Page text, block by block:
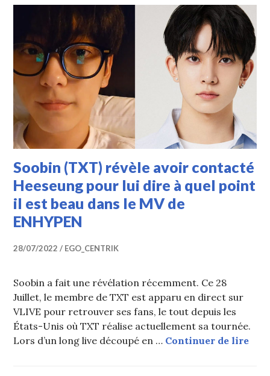
Soobin (TXT) révèle avoir contacté
Heeseung pour lui dire à quel point
il est beau dans le MV de
ENHYPEN
28/07/2022 EGO_CENTRIK
Soobin a fait une révélation récemment. Ce 28
Juillet, le membre de TXT est apparu en direct sur
VLIVE pour retrouver ses fans, le tout depuis les
États-Unis où TXT réalise actuellement sa tournée.
Lors d’un long live découpé en … Continuer de lire